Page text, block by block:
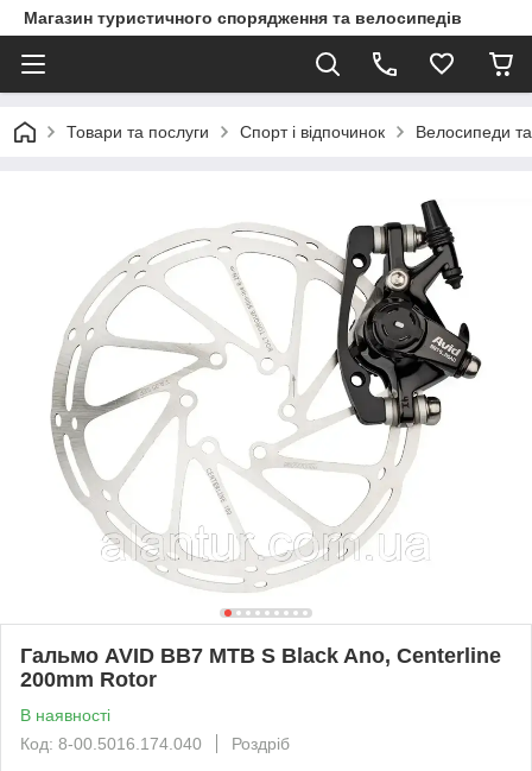
Магазин туристичного спорядження та велосипедів
Товари та послуги Спорт і відпочинок Велосипеди
Гальмо AVID BB7 MTB S Black Ano, Centerline
200mm Rotor
В наявності
Код: 8-00.5016.174.040
Роздріб